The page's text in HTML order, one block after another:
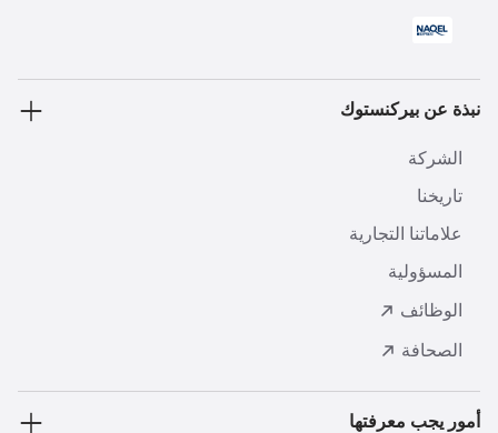
نبذة عن بيركنستوك
الشركة
تاريخنا
علاماتنا التجارية
المسؤولية
الوظائف
الصحافة
أمور يجب معرفتها